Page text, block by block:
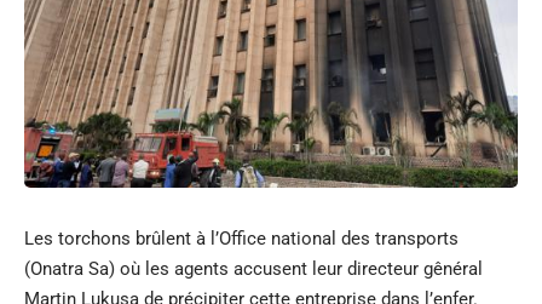
Les torchons brûlent à l’Office national des transports
(Onatra Sa) où les agents accusent leur directeur gênéral
Martin Lukusa de précipiter cette entreprise dans l’enfer.